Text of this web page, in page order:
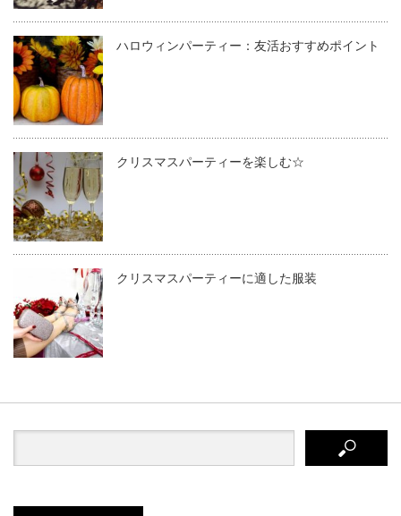
ハロウィンパーティー：友活おすすめポイント
クリスマスパーティーを楽しむ☆
クリスマスパーティーに適した服装